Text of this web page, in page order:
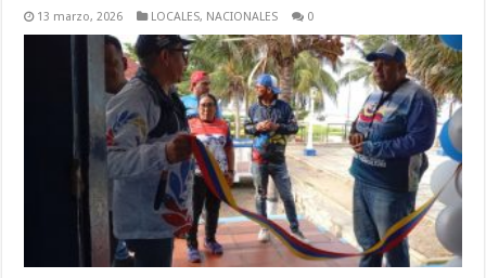
13 marzo, 2026 LOCALES, NACIONALES 0